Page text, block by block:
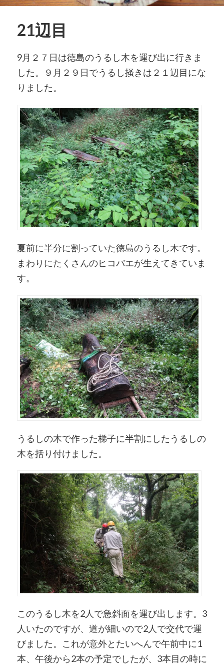
21辺目
9月２７日は徳島のうるし木を運び出に行きま
した。９月２９日でうるし掻きは２１辺目にな
りました。
夏前に半分に割っていた徳島のうるし木です。
まわりにたくさんのヒコバエが生えてきていま
す。
うるしの木で作った梯子に半割にしたうるしの
木を括り付けました。
このうるし木を2人で急斜面を運び出します。3
人いたのですが、道が細いので2人で交代で運
びました。これが意外とたいへんで午前中に1
本、午後から2本の予定でしたが、3本目の時に